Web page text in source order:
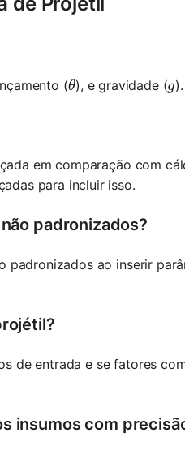
(\theta
θ), e gravidade (g
g).
em comparação com
para incluir isso.
padronizados?
padronizados ao inserir
de entrada e se fatores
insumos com